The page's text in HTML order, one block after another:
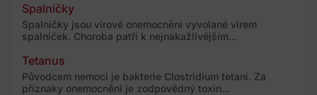
Spalničky
Spalničky jsou virové onemocnění vyvolané virem
spalniček. Choroba patří k nejnakažlivějším...
Tetanus
Původcem nemoci je bakterie Clostridium tetani. Za
příznaky onemocnění je zodpovědný toxin...